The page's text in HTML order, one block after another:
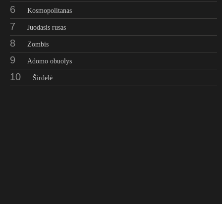
6 Kosmopolitanas
7 Juodasis rusas
8 Zombis
9 Adomo obuolys
10 Širdelė